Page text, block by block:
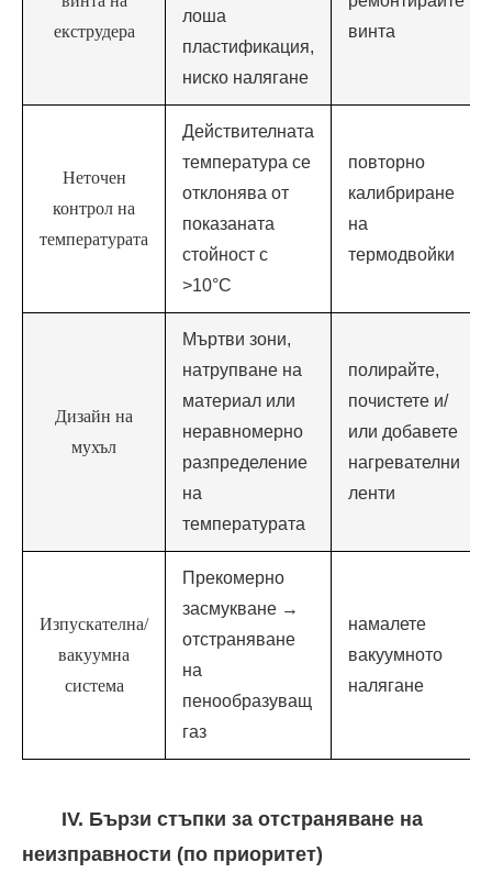
екструдера
лоша
пластификация,
ниско налягане
винта
Неточен
контрол на
температурата
Действителната
температура се
отклонява от
показаната
стойност с
>10°C
повторно
калибриране
на
термодвойки
Дизайн на
мухъл
Мъртви зони,
натрупване на
материал или
неравномерно
разпределение
на
температурата
полирайте,
почистете и/
или добавете
нагревателни
ленти
Изпускателна/
вакуумна
система
Прекомерно
засмукване →
отстраняване
на
пенообразуващ
газ
намалете
вакуумното
налягане
IV. Бързи стъпки за отстраняване на
неизправности (по приоритет)